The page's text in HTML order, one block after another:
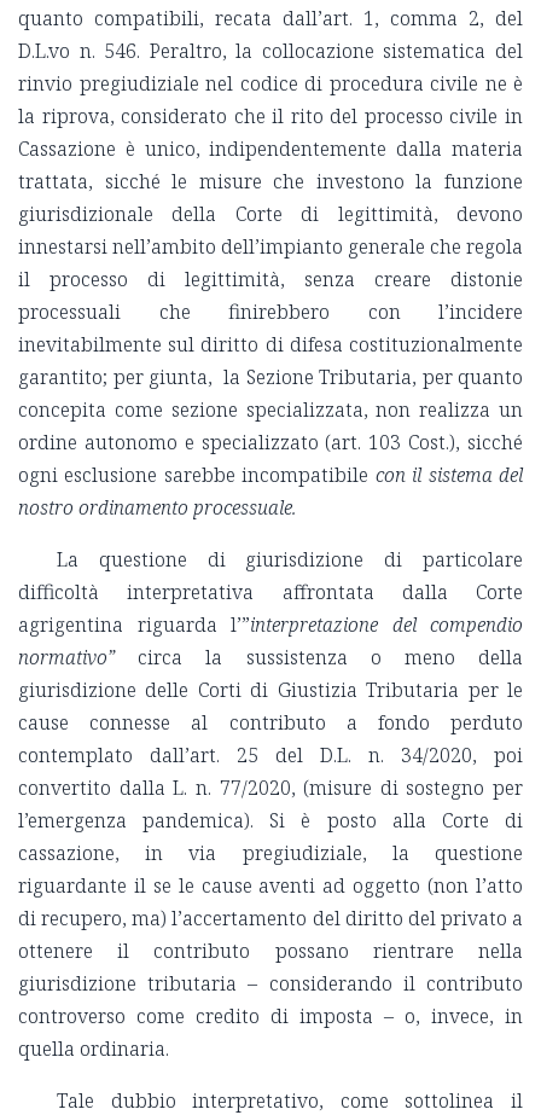
quanto compatibili, recata dall’art. 1, comma 2, del
D.L.vo n. 546. Peraltro, la collocazione sistematica del
rinvio pregiudiziale nel codice di procedura civile ne è
la riprova, considerato che il rito del processo civile in
Cassazione è unico, indipendentemente dalla materia
trattata, sicché le misure che investono la funzione
giurisdizionale della Corte di legittimità, devono
innestarsi nell’ambito dell’impianto generale che regola
il processo di legittimità, senza creare distonie
processuali che finirebbero con l’incidere
inevitabilmente sul diritto di difesa costituzionalmente
garantito; per giunta, la Sezione Tributaria, per quanto
concepita come sezione specializzata, non realizza un
ordine autonomo e specializzato (art. 103 Cost.), sicché
ogni esclusione sarebbe incompatibile con il sistema del
nostro ordinamento processuale.
La questione di giurisdizione di particolare
difficoltà interpretativa affrontata dalla Corte
agrigentina riguarda l’”interpretazione del compendio
normativo”circa la sussistenza o meno della
giurisdizione delle Corti di Giustizia Tributaria per le
cause connesse al contributo a fondo perduto
contemplato dall’art. 25 del D.L. n. 34/2020, poi
convertito dalla L. n. 77/2020, (misure di sostegno per
l’emergenza pandemica). Si è posto alla Corte di
cassazione, in via pregiudiziale, la questione
riguardante il se le cause aventi ad oggetto (non l’atto
di recupero, ma) l’accertamento del diritto del privato a
ottenere il contributo possano rientrare nella
giurisdizione tributaria – considerando il contributo
controverso come credito di imposta – o, invece, in
quella ordinaria.
Tale dubbio interpretativo, come sottolinea il